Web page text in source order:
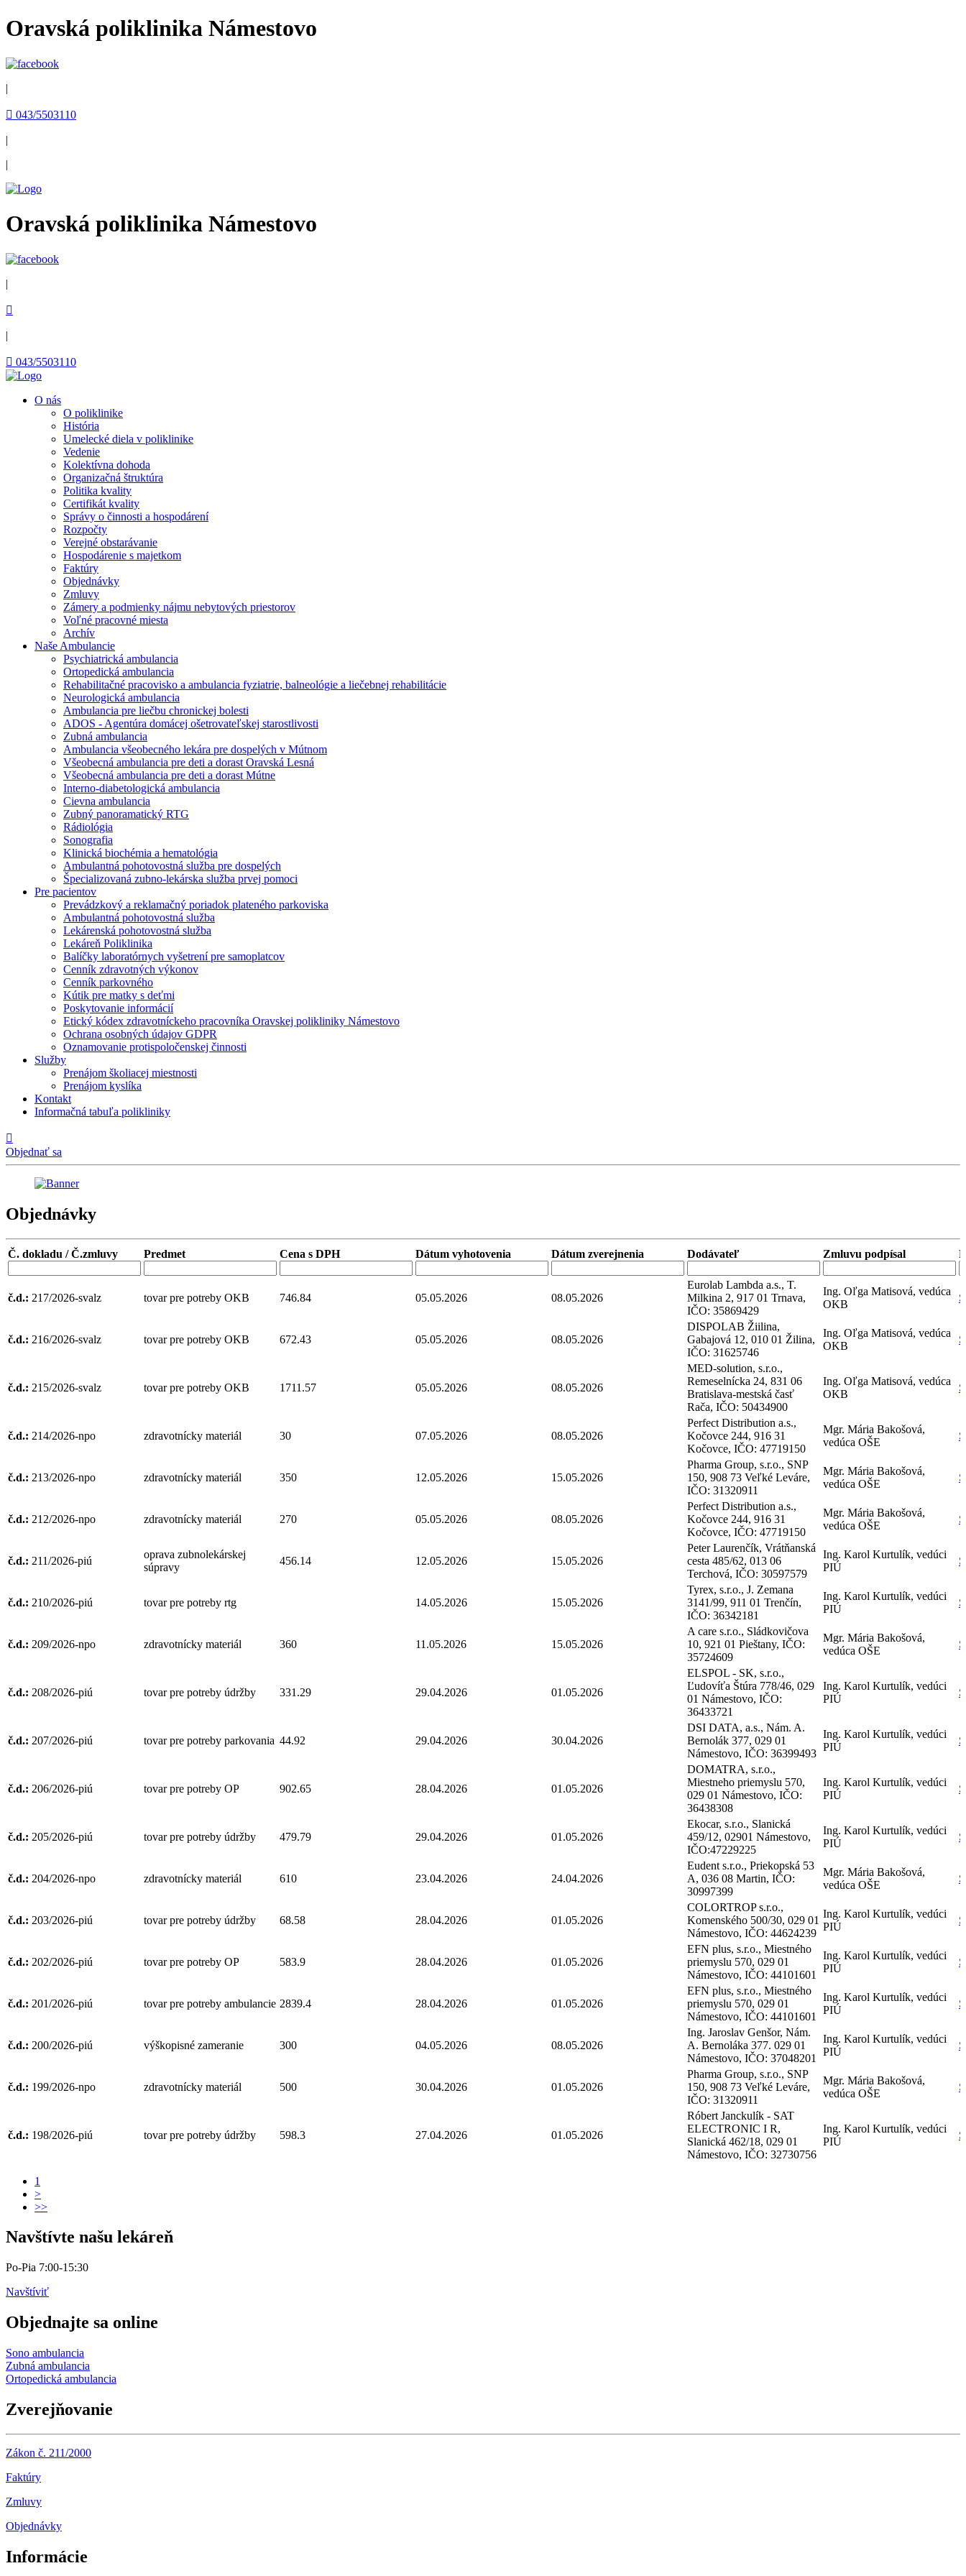
Oravská poliklinika Námestovo
|
 043/5503110
|
|
Oravská poliklinika Námestovo
|

|
 043/5503110
O nás
O poliklinike
História
Umelecké diela v poliklinike
Vedenie
Kolektívna dohoda
Organizačná štruktúra
Politika kvality
Certifikát kvality
Správy o činnosti a hospodárení
Rozpočty
Verejné obstarávanie
Hospodárenie s majetkom
Faktúry
Objednávky
Zmluvy
Zámery a podmienky nájmu nebytových priestorov
Voľné pracovné miesta
Archív
Naše Ambulancie
Psychiatrická ambulancia
Ortopedická ambulancia
Rehabilitačné pracovisko a ambulancia fyziatrie, balneológie a liečebnej rehabilitácie
Neurologická ambulancia
Ambulancia pre liečbu chronickej bolesti
ADOS - Agentúra domácej ošetrovateľskej starostlivosti
Zubná ambulancia
Ambulancia všeobecného lekára pre dospelých v Mútnom
Všeobecná ambulancia pre deti a dorast Oravská Lesná
Všeobecná ambulancia pre deti a dorast Mútne
Interno-diabetologická ambulancia
Cievna ambulancia
Zubný panoramatický RTG
Rádiológia
Sonografia
Klinická biochémia a hematológia
Ambulantná pohotovostná služba pre dospelých
Špecializovaná zubno-lekárska služba prvej pomoci
Pre pacientov
Prevádzkový a reklamačný poriadok plateného parkoviska
Ambulantná pohotovostná služba
Lekárenská pohotovostná služba
Lekáreň Poliklinika
Balíčky laboratórnych vyšetrení pre samoplatcov
Cenník zdravotných výkonov
Cenník parkovného
Kútik pre matky s deťmi
Poskytovanie informácií
Etický kódex zdravotníckeho pracovníka Oravskej polikliniky Námestovo
Ochrana osobných údajov GDPR
Oznamovanie protispoločenskej činnosti
Služby
Prenájom školiacej miestnosti
Prenájom kyslíka
Kontakt
Informačná tabuľa polikliniky

Objednať sa
Objednávky
Č. dokladu / Č.zmluvy Predmet Cena s DPH Dátum vyhotovenia Dátum zverejnenia Dodávateľ Zmluvu podpísal
č.d.: 217/2026-svalz tovar pre potreby OKB 746.84 05.05.2026 08.05.2026
Eurolab Lambda a.s., T.
Milkina 2, 917 01 Trnava,
IČO: 35869429
Ing. Oľga Matisová, vedúca
OKB
č.d.: 216/2026-svalz tovar pre potreby OKB 672.43 05.05.2026 08.05.2026
DISPOLAB Žiilina,
Gabajová 12, 010 01 Žilina,
IČO: 31625746
Ing. Oľga Matisová, vedúca
OKB
č.d.: 215/2026-svalz tovar pre potreby OKB 1711.57 05.05.2026 08.05.2026
MED-solution, s.r.o.,
Remeselnícka 24, 831 06
Bratislava-mestská časť
Rača, IČO: 50434900
Ing. Oľga Matisová, vedúca
OKB
č.d.: 214/2026-npo zdravotnícky materiál 30 07.05.2026 08.05.2026
Perfect Distribution a.s.,
Kočovce 244, 916 31
Kočovce, IČO: 47719150
Mgr. Mária Bakošová,
vedúca OŠE
č.d.: 213/2026-npo zdravotnícky materiál 350 12.05.2026 15.05.2026
Pharma Group, s.r.o., SNP
150, 908 73 Veľké Leváre,
IČO: 31320911
Mgr. Mária Bakošová,
vedúca OŠE
č.d.: 212/2026-npo zdravotnícky materiál 270 05.05.2026 08.05.2026
Perfect Distribution a.s.,
Kočovce 244, 916 31
Kočovce, IČO: 47719150
Mgr. Mária Bakošová,
vedúca OŠE
č.d.: 211/2026-piú
oprava zubnolekárskej
súpravy
456.14 12.05.2026 15.05.2026
Peter Laurenčík, Vrátňanská
cesta 485/62, 013 06
Terchová, IČO: 30597579
Ing. Karol Kurtulík, vedúci
PIÚ
č.d.: 210/2026-piú tovar pre potreby rtg 14.05.2026 15.05.2026
Tyrex, s.r.o., J. Zemana
3141/99, 911 01 Trenčín,
IČO: 36342181
Ing. Karol Kurtulík, vedúci
PIÚ
č.d.: 209/2026-npo zdravotnícky materiál 360 11.05.2026 15.05.2026
A care s.r.o., Sládkovičova
10, 921 01 Pieštany, IČO:
35724609
Mgr. Mária Bakošová,
vedúca OŠE
č.d.: 208/2026-piú tovar pre potreby údržby 331.29 29.04.2026 01.05.2026
ELSPOL - SK, s.r.o.,
Ľudovíťa Štúra 778/46, 029
01 Námestovo, IČO:
36433721
Ing. Karol Kurtulík, vedúci
PIÚ
č.d.: 207/2026-piú tovar pre potreby parkovania 44.92 29.04.2026 30.04.2026
DSI DATA, a.s., Nám. A.
Bernolák 377, 029 01
Námestovo, IČO: 36399493
Ing. Karol Kurtulík, vedúci
PIÚ
č.d.: 206/2026-piú tovar pre potreby OP 902.65 28.04.2026 01.05.2026
DOMATRA, s.r.o.,
Miestneho priemyslu 570,
029 01 Námestovo, IČO:
36438308
Ing. Karol Kurtulík, vedúci
PIÚ
č.d.: 205/2026-piú tovar pre potreby údržby 479.79 29.04.2026 01.05.2026
Ekocar, s.r.o., Slanická
459/12, 02901 Námestovo,
IČO:47229225
Ing. Karol Kurtulík, vedúci
PIÚ
č.d.: 204/2026-npo zdravotnícky materiál 610 23.04.2026 24.04.2026
Eudent s.r.o., Priekopská 53
A, 036 08 Martin, IČO:
30997399
Mgr. Mária Bakošová,
vedúca OŠE
č.d.: 203/2026-piú tovar pre potreby údržby 68.58 28.04.2026 01.05.2026
COLORTROP s.r.o.,
Komenského 500/30, 029 01
Námestovo, IČO: 44624239
Ing. Karol Kurtulík, vedúci
PIÚ
č.d.: 202/2026-piú tovar pre potreby OP 583.9 28.04.2026 01.05.2026
EFN plus, s.r.o., Miestného
priemyslu 570, 029 01
Námestovo, IČO: 44101601
Ing. Karol Kurtulík, vedúci
PIÚ
č.d.: 201/2026-piú tovar pre potreby ambulancie 2839.4 28.04.2026 01.05.2026
EFN plus, s.r.o., Miestného
priemyslu 570, 029 01
Námestovo, IČO: 44101601
Ing. Karol Kurtulík, vedúci
PIÚ
č.d.: 200/2026-piú výškopisné zameranie 300 04.05.2026 08.05.2026
Ing. Jaroslav Genšor, Nám.
A. Bernoláka 377. 029 01
Námestovo, IČO: 37048201
Ing. Karol Kurtulík, vedúci
PIÚ
č.d.: 199/2026-npo zdravotnícky materiál 500 30.04.2026 01.05.2026
Pharma Group, s.r.o., SNP
150, 908 73 Veľké Leváre,
IČO: 31320911
Mgr. Mária Bakošová,
vedúca OŠE
č.d.: 198/2026-piú tovar pre potreby údržby 598.3 27.04.2026 01.05.2026
Róbert Janckulík - SAT
ELECTRONIC I R,
Slanická 462/18, 029 01
Námestovo, IČO: 32730756
Ing. Karol Kurtulík, vedúci
PIÚ
1
>
>>
Navštívte našu lekáreň
Po-Pia 7:00-15:30
Navštíviť
Objednajte sa online
Sono ambulancia
Zubná ambulancia
Ortopedická ambulancia
Zverejňovanie
Zákon č. 211/2000
Faktúry
Zmluvy
Objednávky
Informácie